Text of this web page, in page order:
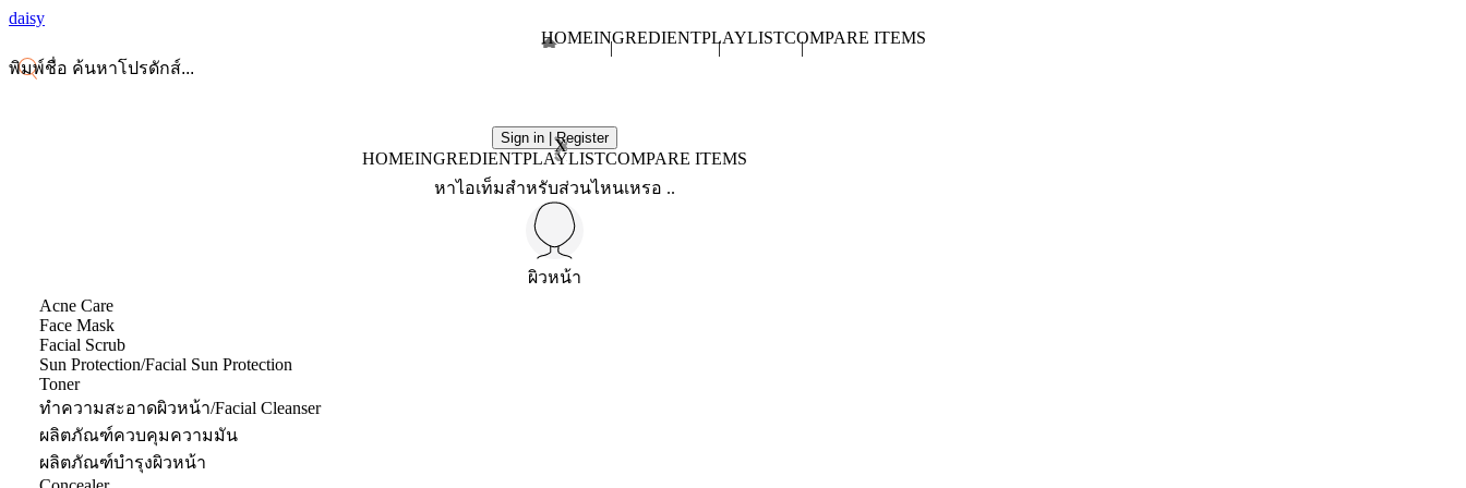
daisy
HOMEINGREDIENTPLAYLISTCOMPARE ITEMS
Sign in | Register
X
HOMEINGREDIENTPLAYLISTCOMPARE ITEMS
หาไอเท็มสำหรับส่วนไหนเหรอ ..
ผิวหน้า
Acne Care
Face Mask
Facial Scrub
Sun Protection/Facial Sun Protection
Toner
ทำความสะอาดผิวหน้า/Facial Cleanser
ผลิตภัณฑ์ควบคุมความมัน
ผลิตภัณฑ์บำรุงผิวหน้า